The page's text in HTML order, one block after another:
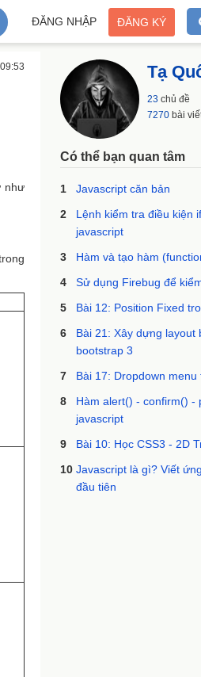
ĐĂNG KÝ
ĐĂNG NHẬP
như
Tạ
23 chủ đề
7270 bài
Có thể bạn quan tâm
1
Javascript căn bản
2
Lệnh kiểm tra điều kiện
javascript
3
Hàm và tạo hàm
4
Sử dụng Firebug để
5
Bài 12: Position Fixed
6
Bài 21: Xây dựng layout
bootstrap 3
7
Bài 17: Dropdown
8
Hàm alert() - confirm() -
javascript
9
Bài 10: Học CSS3 - 2D
10 Javascript là gì? Viết
đầu tiên